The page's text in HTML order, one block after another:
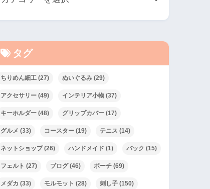
タグ
ちりめん細工 (27) ぬいぐるみ (29)
アクセサリー (49) インテリア小物 (37)
キーホルダー (48) グリップカバー (17)
グルメ (33) コースター (19) テニス (14)
ネットショップ(26) ハンドメイド (1) バック (15)
フェルト (27) ブログ(46) ポーチ (69)
メダカ (33) モルモット (28) 刺し子 (150)